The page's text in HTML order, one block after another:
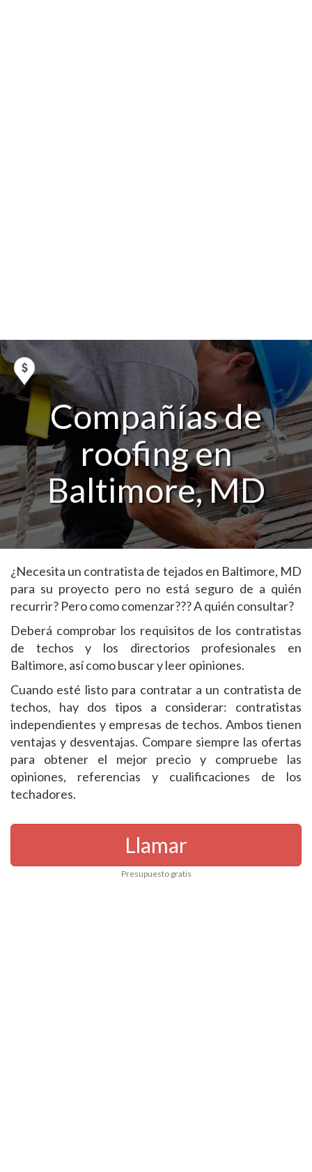
Compañías de
roofing en
Baltimore, MD
¿Necesita un contratista de tejados en Baltimore, MD
para su proyecto pero no está seguro de a quién
recurrir? Pero como comenzar??? A quién consultar?
Deberá comprobar los requisitos de los contratistas
de techos y los directorios profesionales en
Baltimore, así como buscar y leer opiniones.
Cuando esté listo para contratar a un contratista de
techos, hay dos tipos a considerar: contratistas
independientes y empresas de techos. Ambos tienen
ventajas y desventajas. Compare siempre las ofertas
para obtener el mejor precio y compruebe las
opiniones, referencias y cualificaciones de los
techadores.
Llamar
Presupuesto gratis